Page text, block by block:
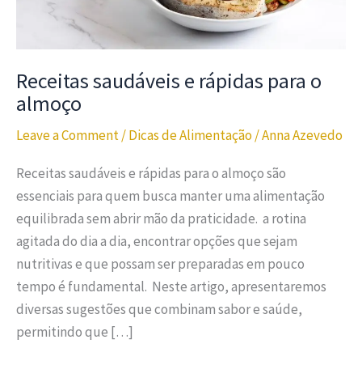
Receitas saudáveis e rápidas para o
almoço
Leave a Comment/Dicas de Alimentação/Anna Azevedo
Receitas saudáveis e rápidas para o almoço são
essenciais para quem busca manter uma alimentação
equilibrada sem abrir mão da praticidade. a rotina
agitada do dia a dia, encontrar opções que sejam
nutritivas e que possam ser preparadas em pouco
tempo é fundamental. Neste artigo, apresentaremos
diversas sugestões que combinam sabor e saúde,
permitindo que […]